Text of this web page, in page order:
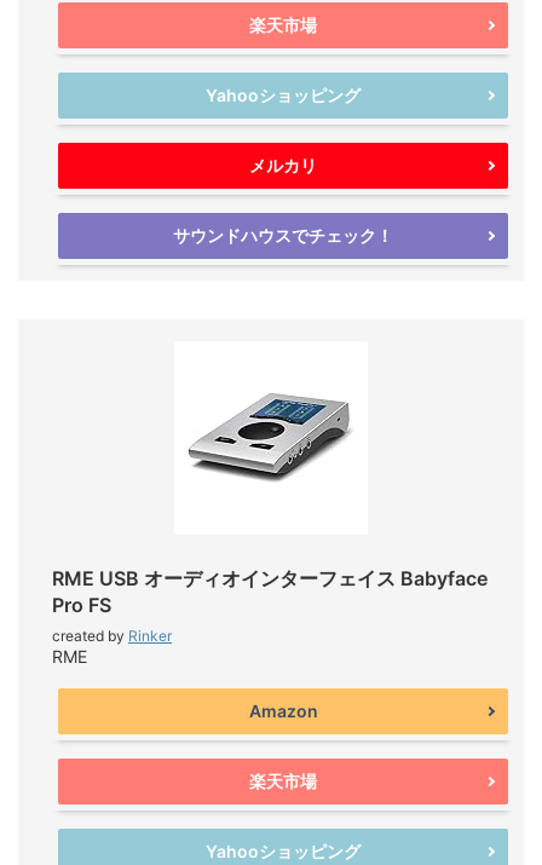
楽天市場
Yahooショッピング
メルカリ
サウンドハウスでチェック！
RME USB オーディオインターフェイス Babyface
Pro FS
created by Rinker
RME
Amazon
楽天市場
Yahooショッピング